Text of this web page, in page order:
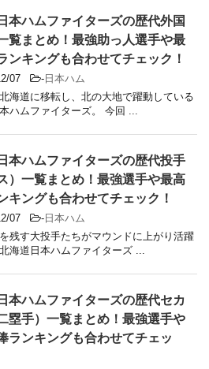
本ハムファイターズの歴代外国
覧まとめ！最強助っ人選手や最
ンキングも合わせてチェック！
07 -日本ハム
海道に移転し、北の大地で躍動している
ハムファイターズ。 今回 ...
本ハムファイターズの歴代投手
）一覧まとめ！最強選手や最高
キングも合わせてチェック！
07 -日本ハム
残す大投手たちがマウンドに上がり活躍
海道日本ハムファイターズ ...
本ハムファイターズの歴代セカ
塁手）一覧まとめ！最強選手や
ランキングも合わせてチェッ